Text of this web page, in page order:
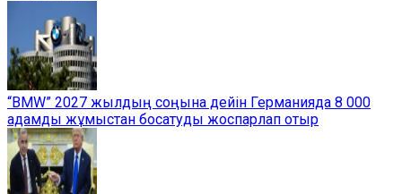
“BMW” 2027 жылдың соңына дейін Германияда 8 000
адамды жұмыстан босатуды жоспарлап отыр